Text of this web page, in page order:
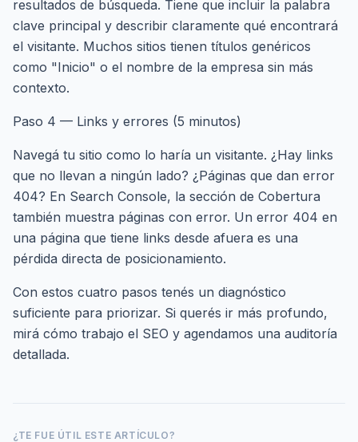
resultados de búsqueda. Tiene que incluir la palabra
clave principal y describir claramente qué encontrará
el visitante. Muchos sitios tienen títulos genéricos
como "Inicio" o el nombre de la empresa sin más
contexto.
Paso 4 — Links y errores (5 minutos)
Navegá tu sitio como lo haría un visitante. ¿Hay links
que no llevan a ningún lado? ¿Páginas que dan error
404? En Search Console, la sección de Cobertura
también muestra páginas con error. Un error 404 en
una página que tiene links desde afuera es una
pérdida directa de posicionamiento.
Con estos cuatro pasos tenés un diagnóstico
suficiente para priorizar. Si querés ir más profundo,
mirá cómo trabajo el SEO y agendamos una auditoría
detallada.
¿TE FUE ÚTIL ESTE ARTÍCULO?